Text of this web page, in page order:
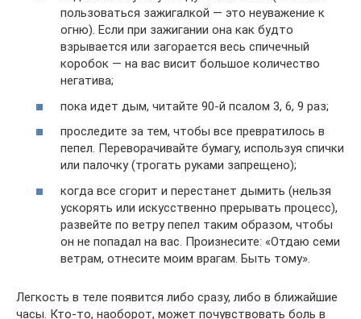
пользоваться зажигалкой — это неуважение к
огню). Если при зажигании она как будто
взрывается или загорается весь спичечный
коробок — на вас висит большое количество
негатива;
пока идет дым, читайте 90-й псалом 3, 6, 9 раз;
проследите за тем, чтобы все превратилось в
пепел. Переворачивайте бумагу, используя спички
или палочку (трогать руками запрещено);
когда все сгорит и перестанет дымить (нельзя
ускорять или искусственно прерывать процесс),
развейте по ветру пепел таким образом, чтобы
он не попадал на вас. Произнесите: «Отдаю семи
ветрам, отнесите моим врагам. Быть тому».
Легкость в теле появится либо сразу, либо в ближайшие
часы. Кто-то, наоборот, может почувствовать боль в